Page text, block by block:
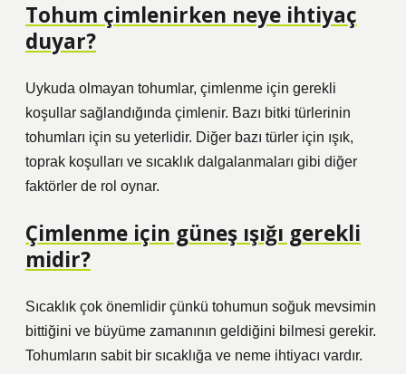
Tohum çimlenirken neye ihtiyaç
duyar?
Uykuda olmayan tohumlar, çimlenme için gerekli
koşullar sağlandığında çimlenir. Bazı bitki türlerinin
tohumları için su yeterlidir. Diğer bazı türler için ışık,
toprak koşulları ve sıcaklık dalgalanmaları gibi diğer
faktörler de rol oynar.
Çimlenme için güneş ışığı gerekli
midir?
Sıcaklık çok önemlidir çünkü tohumun soğuk mevsimin
bittiğini ve büyüme zamanının geldiğini bilmesi gerekir.
Tohumların sabit bir sıcaklığa ve neme ihtiyacı vardır.